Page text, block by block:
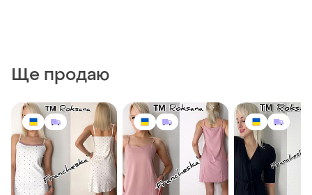
Ще продаю